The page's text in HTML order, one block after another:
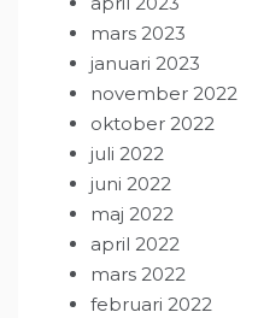
mars 2023
januari 2023
november 2022
oktober 2022
juli 2022
juni 2022
maj 2022
april 2022
mars 2022
februari 2022